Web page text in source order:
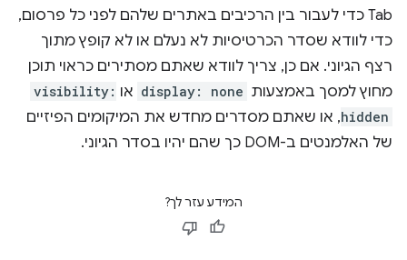
Tab כדי לעבור בין הרכיבים באתרים שלהם לפני כל פרסום,
כדי לוודא שסדר הכרטיסיות לא נעלם או לא קופץ מתוך
רצף הגיוני. אם כן, צריך לוודא שאתם מסתירים כראוי תוכן
מחוץ למסך באמצעות display: none או visibility:
hidden, או שאתם מסדרים מחדש את המיקומים הפיזיים
של האלמנטים ב-DOM כך שהם יהיו בסדר הגיוני.
המידע עזר לך?